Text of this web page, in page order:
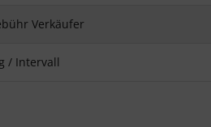
Verkäufer
/ Intervall